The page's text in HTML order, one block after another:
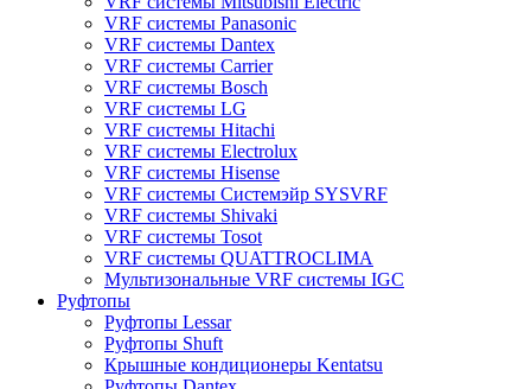
VRF системы Panasonic
VRF системы Dantex
VRF системы Carrier
VRF системы Bosch
VRF системы LG
VRF системы Hitachi
VRF системы Electrolux
VRF системы Hisense
VRF системы Системэйр SYSVRF
VRF системы Shivaki
VRF системы Tosot
VRF системы QUATTROCLIMA
Мультизональные VRF системы IGC
Руфтопы
Руфтопы Lessar
Руфтопы Shuft
Крышные кондиционеры Kentatsu